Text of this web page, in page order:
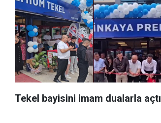
Tekel bayisini imam dualarla açtı